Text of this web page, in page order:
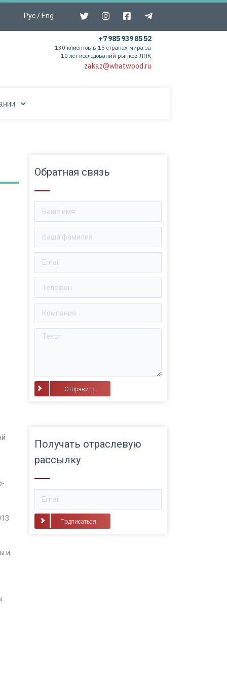
Рус/ Eng
+7 985 939 85 52
130 клиентов в 15 странах мира за
10 лет исследований рынков ЛПК
zakaz@whatwood.ru
и
Обратная связь
⠀Отправить⠀
Получать отраслевую
рассылку
Подписаться